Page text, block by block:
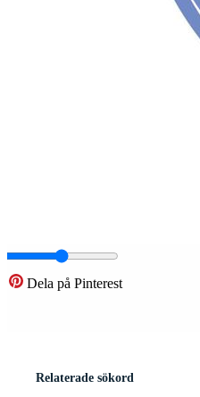
Dela på Pinterest
Relaterade sökord